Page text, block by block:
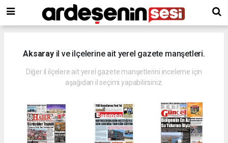
Aksarayil ve ilçelerine ait yerel gazete manşetleri.
Diğer il ilçelere ait yerel gazete manşetlerini inceleme için
aşağıdan il seçimi yapabilirsiniz.